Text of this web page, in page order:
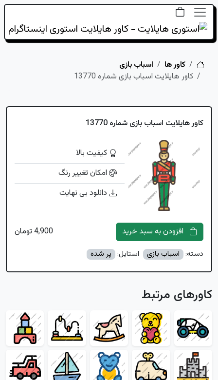
خانهکاور ها
اسباب بازی
کاور هایلایت اسباب بازی شماره 13770
کاور هایلایت اسباب بازی شماره 13770
کیفیت بالا
امکان تغییر رنگ
دانلود بی نهایت
4,900 تومان
دسته: اسباب بازی استایل: پر شده
کاورهای مرتبط